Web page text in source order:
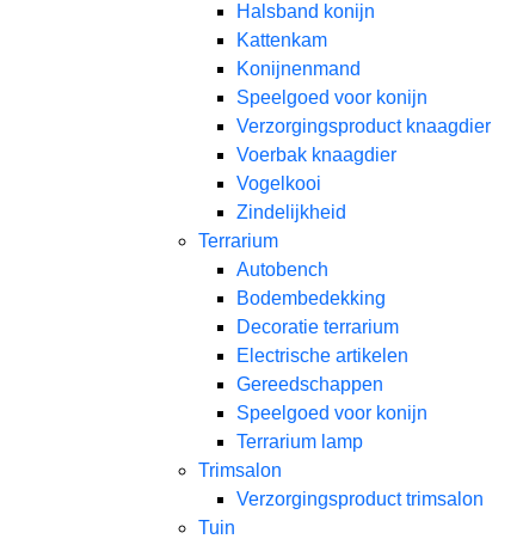
Halsband konijn
Kattenkam
Konijnenmand
Speelgoed voor konijn​
Verzorgingsproduct knaagdier
Voerbak knaagdier
Vogelkooi
Zindelijkheid
Terrarium
Autobench
Bodembedekking
Decoratie terrarium
Electrische artikelen
Gereedschappen
Speelgoed voor konijn
Terrarium lamp
Trimsalon
Verzorgingsproduct trimsalon
Tuin